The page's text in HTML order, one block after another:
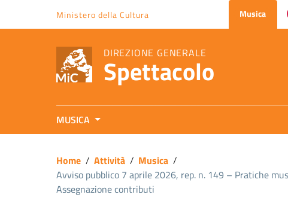
Vai al menu di navigazione
Ministero della Cultura Musica
DIREZIONE GENERALE
Spettacolo
MUSICA
Home / Attività / Musica /
Avviso pubblico 7 aprile 2026, rep. n. 149 – Pratiche
Assegnazione contributi